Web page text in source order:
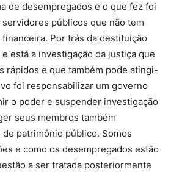
de desempregados e o que fez foi
públicos que não tem
Por trás da destituição
está a investigação da justiça que
rápidos e que também pode atingi-
foi responsabilizar um governo
o poder e suspender investigação
seus membros também
patrimônio público. Somos
e como os desempregados estão
a ser tratada posteriormente